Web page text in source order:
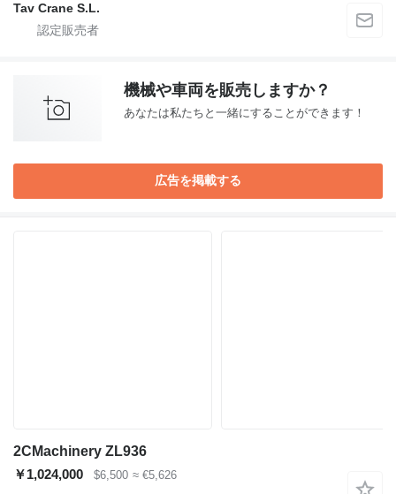
Tav Crane S.L.
機械や車両を販売しますか？
あなたは私たちと一緒にすることができます！
広告を掲載する
2CMachinery ZL936
￥1,024,000
$6,500 ≈ €5,626